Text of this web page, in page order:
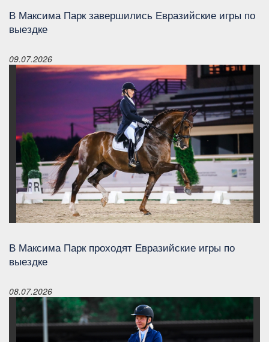
В Максима Парк завершились Евразийские игры по
выездке
09.07.2026
В Максима Парк проходят Евразийские игры по
выездке
08.07.2026